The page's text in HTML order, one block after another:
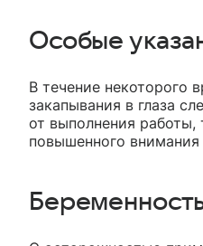
Особые
В течение некоторого
закапывания в глаза
от выполнения
повышенного